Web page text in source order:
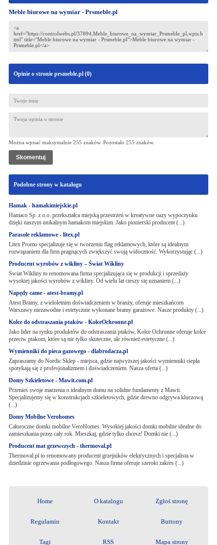
Meble biurowe na wymiar - Prsmeble.pl
Opinie o stronie prsmeble.pl (0)
Można wpisać maksymalnie 255 znaków. Pozostało 255 znaków.
Podobne strony w katalogu
Hamak - hamakimiejskie.pl
Hamaco Sp. z o.o. przekształca miejską przestrzeń w kreatywne oazy wypoczynku
dzięki naszym unikalnym hamakom miejskim. Jako pionierski producent (...)
Parasole reklamowe - litex.pl
Litex Promo specjalizuje się w tworzeniu flag reklamowych, które są idealnym
rozwiązaniem dla firm pragnących zwiększyć swoją widoczność. Wykorzystując (...)
Producent wyrobów z wikliny – Świat Wikliny
Świat Wikliny to renomowana firma specjalizująca się w produkcji i sprzedaży
wysokiej jakości wyrobów z wikliny. Od wielu lat cieszy się uznaniem (...)
Napędy came - atest-bramy.pl
Atest Bramy, z wieloletnim doświadczeniem w branży, oferuje mieszkańcom
Warszawy niezawodne i estetycznie wykonane bramy garażowe. Nasze produkty (...)
Kolce do odstraszania ptaków - KolceOchronne.pl
Jako lider na rynku produktów do odstraszania ptaków, Kolce Ochronne oferuje kolce
przeciw ptakom, które są nie tylko skuteczne, ale również estetyczne (...)
Wymienniki do pieca gazowego - dlabrodacza.pl
Zapraszamy do Nordic Sklep - miejsca, gdzie najwyższej jakości wymienniki ciepła
spotykają się z profesjonalizmem i doświadczeniem. Nasza oferta (...)
Domy Szkieletowe - Mawit.com.pl
Przenieś swoje marzenia o idealnym domu na solidne fundamenty z Mawit.
Specjalizujemy się w konstrukcjach szkieletowych, gdzie drewno odgrywa kluczową
(...)
Domy Mobilne Verohomes
Całoroczne domki mobilne VeroHomes. Wysokiej jakości domki mobilne idealne do
zamieszkania przez cały rok. Mieszkaj, gdzie tylko chcesz! Domki nie (...)
Producent mat grzewczych - thermoval.pl
Thermoval.pl to renomowany producent grzejników elektrycznych i specjalista w
dziedzinie ogrzewania podłogowego. Nasza firma oferuje szeroki zakres (...)
Home O katalogu Zgłoś stronę
Regulamin Kontakt Buttony
Tagi RSS Mapa strony